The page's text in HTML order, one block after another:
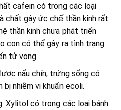
cafein có trong các loại
chất gây ức chế thần kinh rất
thần kinh chưa phát triển
con có thể gây ra tình trạng
tử vong.
nấu chín, trứng sống có
nhiễm vi khuẩn ecoli.
Xylitol có trong các loại bánh